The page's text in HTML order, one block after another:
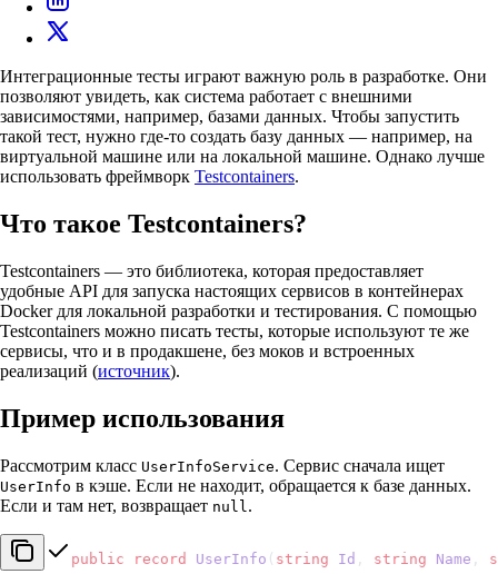
Интеграционные тесты играют важную роль в разработке. Они
позволяют увидеть, как система работает с внешними
зависимостями, например, базами данных. Чтобы запустить
такой тест, нужно где-то создать базу данных — например, на
виртуальной машине или на локальной машине. Однако лучше
использовать фреймворк Testcontainers.
Что такое Testcontainers?
Testcontainers — это библиотека, которая предоставляет
удобные API для запуска настоящих сервисов в контейнерах
Docker для локальной разработки и тестирования. С помощью
Testcontainers можно писать тесты, которые используют те же
сервисы, что и в продакшене, без моков и встроенных
реализаций (источник).
Пример использования
Рассмотрим класс UserInfoService. Сервис сначала ищет
UserInfo в кэше. Если не находит, обращается к базе данных.
Если и там нет, возвращает null.
public record UserInfo ( string Id , string Name ,